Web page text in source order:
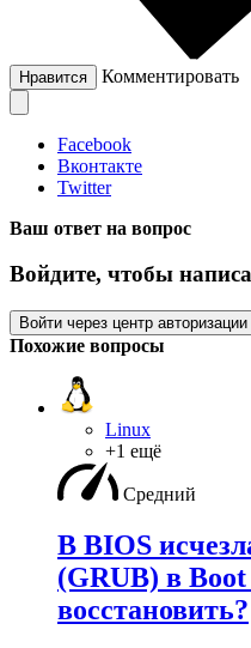
Нравится Комментировать
Facebook
Вконтакте
Twitter
Ваш ответ на вопрос
Войдите, чтобы
Войти через центр авторизации
Похожие вопросы
Linux
+1 ещё
Средний
В BIOS
(GRUB) в
восстановить?